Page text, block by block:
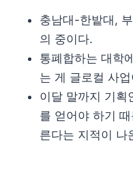
충남대-한밭대,
의 중이다.
통폐합하는 대학에
는 게 글로컬 사
이달 말까지 기획
를 얻어야 하기
른다는 지적이 나